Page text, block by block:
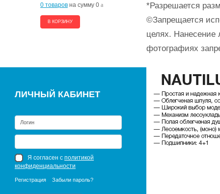
0 товаров на сумму 0 a
В КОРЗИНУ
ЛИЧНЫЙ КАБИНЕТ
Я согласен с политикой
конфиденциальности
Регистрация Забыли пароль?
*Разрешается
©Запрещается
целях. Нанесение
фотографиях